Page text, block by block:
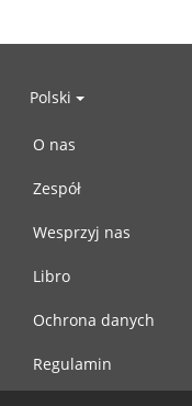
Polski
O nas
Zespół
Wesprzyj nas
Libro
Ochrona danych
Regulamin